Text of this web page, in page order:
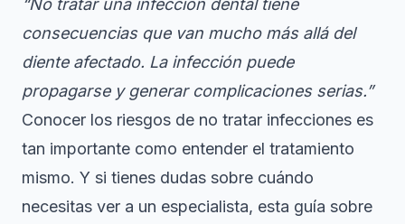
“No tratar una infección dental tiene
consecuencias que van mucho más allá del
diente afectado. La infección puede
propagarse y generar complicaciones serias.”
Conocer los riesgos de no tratar infecciones es
tan importante como entender el tratamiento
mismo. Y si tienes dudas sobre cuándo
necesitas ver a un especialista, esta guía sobre